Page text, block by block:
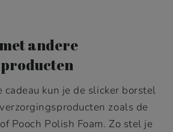
andere
cadeau kun je de slicker borstel
zoals de
Pooch Polish Foam. Zo stel je